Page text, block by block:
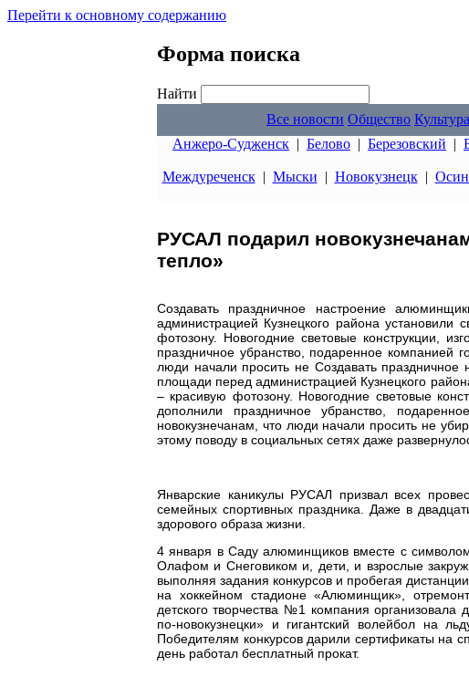
Перейти к основному содержанию
Форма поиска
Найти
Все новости Общество Культура
Анжеро-Судженск | Белово | Березовский |
Междуреченск| Мыски | Новокузнецк|
РУСАЛ подарил
тепло»
Создавать праздничное настроение
администрацией Кузнецкого района
фотозону. Новогодние световые конструкции,
праздничное убранство, подаренное компанией
люди начали просить не Создавать
площади перед администрацией Кузнецкого
– красивую фотозону. Новогодние световые
дополнили праздничное убранство,
новокузнечанам, что люди начали просить не
этому поводу в социальных сетях даже
Январские каникулы РУСАЛ призвал всех
семейных спортивных праздника. Даже в
здорового образа жизни.
4 января в Саду алюминщиков вместе с
Олафом и Снеговиком и, дети, и взрослые
выполняя задания конкурсов и пробегая
на хоккейном стадионе «Алюминщик»,
детского творчества №1 компания организовала
по-новокузнецки» и гигантский волейбол на
Победителям конкурсов дарили сертификаты на
день работал бесплатный прокат.